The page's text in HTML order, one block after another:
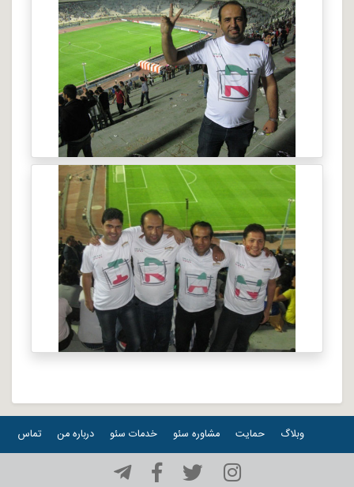
وبلاگ حمایت مشاوره سئو خدمات سئو درباره من تماس